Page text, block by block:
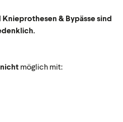
& Bypässe sind
nicht möglich mit: